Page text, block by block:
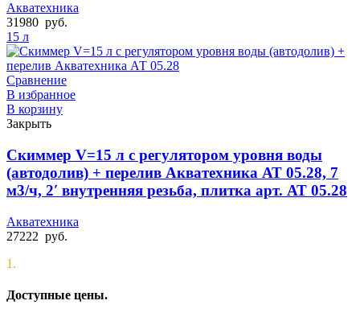
Акватехника
31980 руб.
15 л
Сравнение
В избранное
В корзину
Закрыть
Скиммер V=15 л с регулятором уровня воды
(автодолив) + перелив Акватехника АТ 05.28, 7
м3/ч, 2′ внутренняя резьба, плитка арт. АТ 05.28
Акватехника
27222 руб.
1.
Доступные цены.